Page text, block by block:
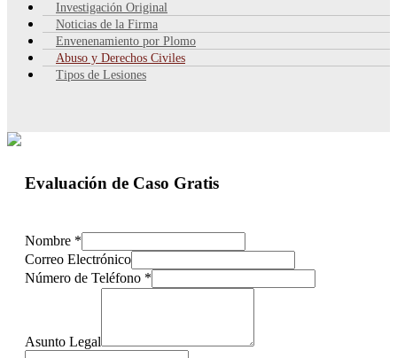
Investigación Original
Noticias de la Firma
Envenenamiento por Plomo
Abuso y Derechos Civiles
Tipos de Lesiones
Evaluación de Caso Gratis
Nombre *
Correo Electrónico
Número de Teléfono *
Asunto Legal